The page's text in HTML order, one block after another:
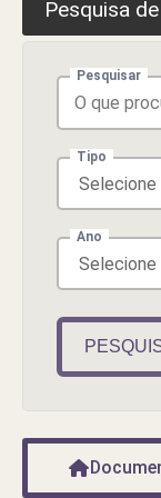
Pesquisa
Pesquisar
Tipo
Ano